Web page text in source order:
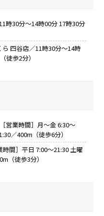
時30分～14時00分 17時30分
四谷店／11時30分～14時
徒歩2分）
営業時間］月～金 6:30～
／400m（徒歩6分）
間］平日 7:00～21:30 土曜
（徒歩3分）